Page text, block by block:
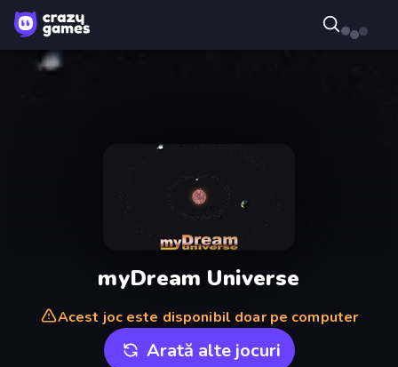
myDream Universe
Acest joc este disponibil doar pe computer
Arată alte jocuri